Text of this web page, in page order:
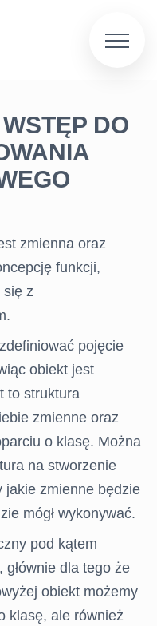
DO
zmienna oraz
funkcji,
się z
pojęcie
obiekt jest
to struktura
zmienne oraz
o klasę. Można
na stworzenie
jakie zmienne będzie
mógł wykonywać.
pod kątem
dla tego że
obiekt możemy
klasę, ale również